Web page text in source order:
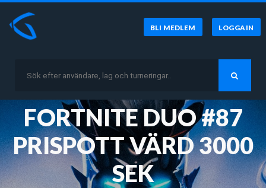
BLI MEDLEM LOGGA IN
FORTNITE DUO #87
PRISPOTT VÄRD 3000
SEK